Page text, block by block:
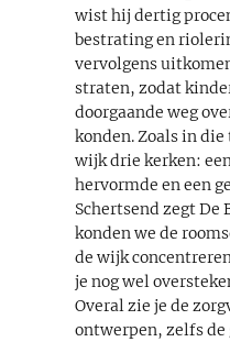
wist hij dertig
bestrating en
vervolgens
straten, zodat
doorgaande weg
konden. Zoals in
wijk drie kerken:
hervormde en een
Schertsend zegt De
konden we de
de wijk
je nog wel
Overal zie je de
ontwerpen, zelfs